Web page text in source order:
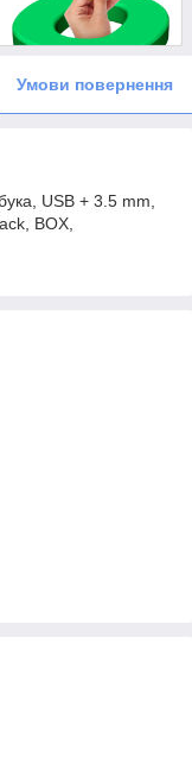
Умови повернення
USB + 3.5 mm,
BOX,